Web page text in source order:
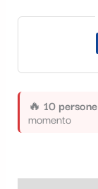
🔥 10 persone
momento
g
r
i